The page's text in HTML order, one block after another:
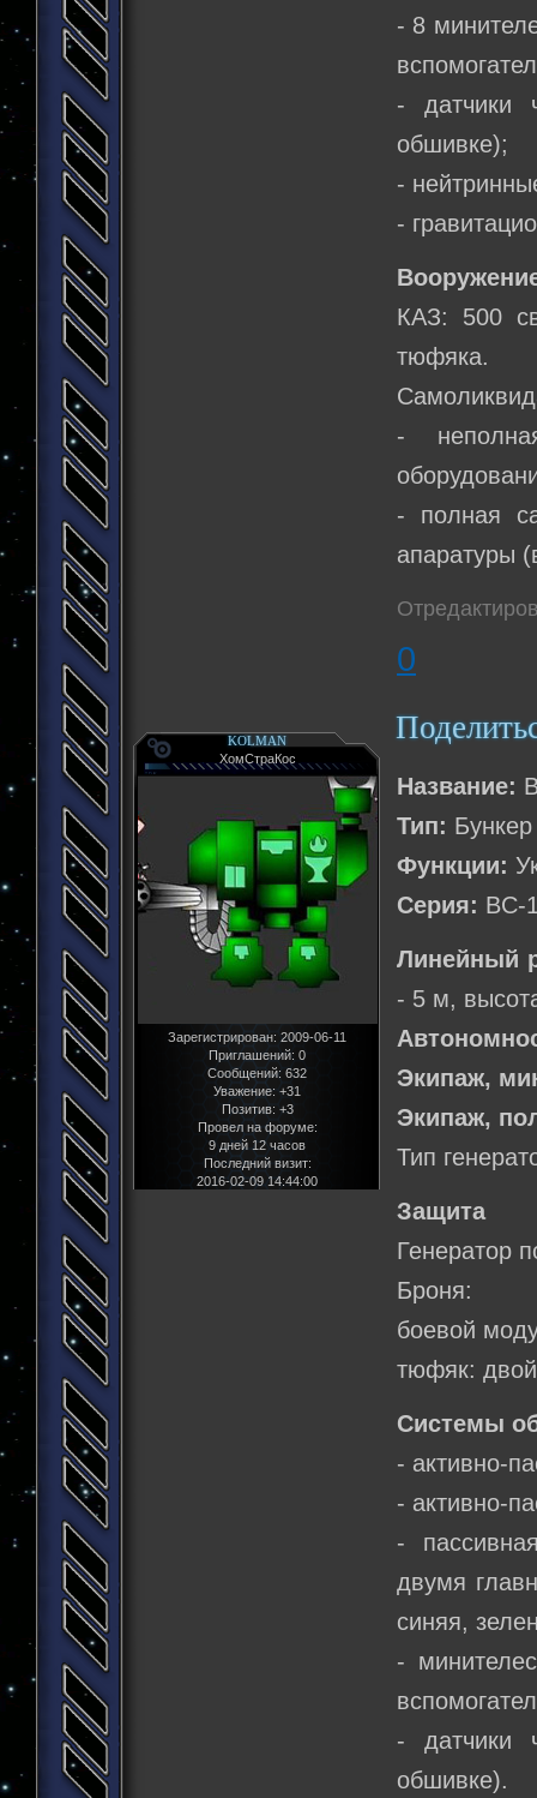
- 8
- датчики
обшивке);
-
-
КАЗ: 500
тюфяка.
-
- полная
апаратуры
0
KOLMAN
ХомСтраКос
Зарегистрирован: 2009-06-11
Приглашений: 0
Сообщений: 632
Уважение: +31
Позитив: +3
Провел на форуме:
9 дней 12 часов
Последний визит:
2016-02-09 14:44:00
Название:
Тип: Бункер
Функции:
Серия: BC-
Линейный
- 5 м,
Экипаж,
Экипаж,
Тип
Защита
Генератор
Броня:
боевой
тюфяк:
Системы
- активно-
- активно-
-
двумя
синяя,
-
- датчики
обшивке).